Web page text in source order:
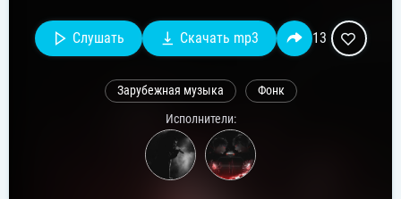
Слушать Скачать mp3 13
Зарубежная музыка
Фонк
Исполнители: